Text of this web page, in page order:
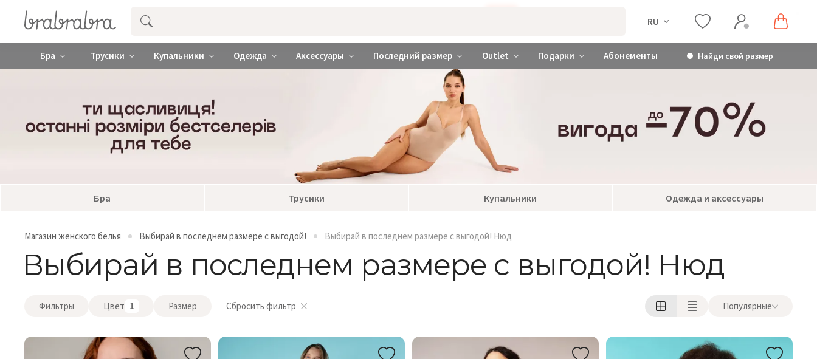
Купить нижнее женское белье ❤️ brabrabra ❤️ Киев и Украина RU
Бра Трусики Купальники Одежда Аксессуары Последний размер Outlet Подарки Абонементы Найди свой размер
Бра Трусики Купальники Одежда и аксессуары
Магазин женского белья Выбирай в последнем размере с выгодой! Выбирай в последнем размере с выгодой! Нюд
Выбирай в последнем размере с выгодой! Нюд
Фильтры Цвет 1 Размер Сбросить фильтр Популярные